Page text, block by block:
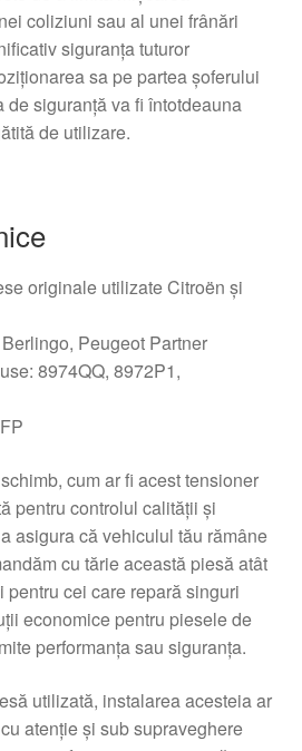
coliziuni sau al unei frânări
siguranța tuturor
sa pe partea șoferului
de siguranță va fi întotdeauna
de utilizare.
originale utilizate Citroën și
Peugeot Partner
8974QQ, 8972P1,
cum ar fi acest tensioner
pentru controlul calității și
asigura că vehiculul tău rămâne
cu tărie această piesă atât
pentru cei care repară singuri
economice pentru piesele de
performanța sau siguranța.
utilizată, instalarea acesteia ar
atenție și sub supraveghere